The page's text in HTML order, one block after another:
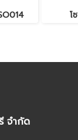
โ
จำกัด